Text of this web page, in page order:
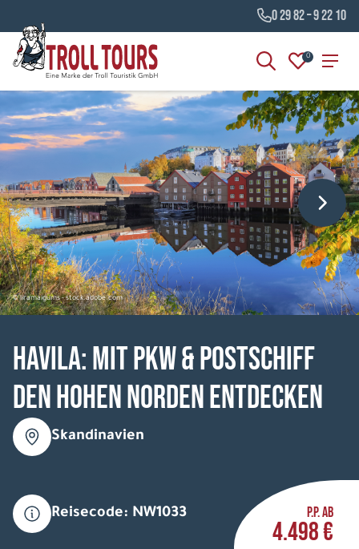
0 29 82 – 9 22 10
0
© liramaigums - stock.adobe.com
HAVILA: Mit Pkw & Postschiff
den hohen Norden entdecken
Skandinavien
Reisecode: NW1033 P.P. AB
4.498 €